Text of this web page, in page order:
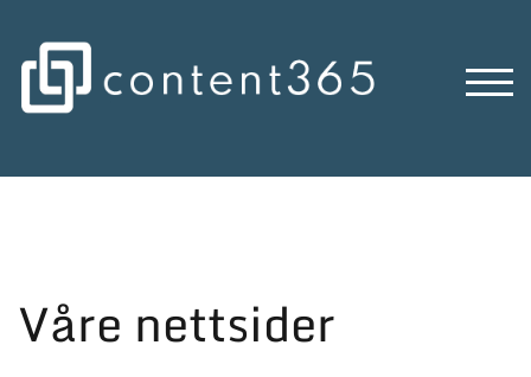
content
Våre nettsider